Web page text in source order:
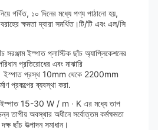
গর্বিত, ১০ দিনের মধ্যে পণ্য পাঠানো হয়,
ক্ষমতা দ্বারা সমর্থিত।টি/টি এবং এল/সি
ইস্পাত প্লাস্টিক ছাঁচ অ্যাপ্লিকেশনের
প্রতিরোধের এবং মাঝারি
ইস্পাত প্রস্থ 10mm থেকে 2200mm
প্রকল্পের ব্যবস্থা করা.
ইস্পাত 15-30 W / m · K এর মধ্যে তাপ
তাপীয় অবস্থার অধীনে সর্বোত্তম কর্মক্ষমতা
ছাঁচ উত্পাদন সমাধান।